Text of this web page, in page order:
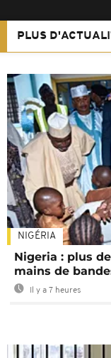
PLUS
NIGÉRIA
Nigeria : plus
mains de
Il y a 7 heures